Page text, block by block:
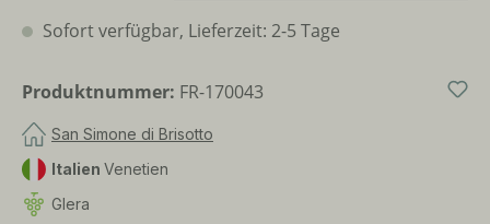
Sofort verfügbar, Lieferzeit: 2-5 Tage
Produktnummer: FR-170043
San Simone di Brisotto
Italien Venetien
Glera